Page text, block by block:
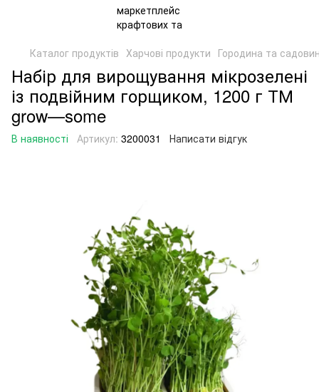
Каталог продуктів Харчові продукти Городина та
Набір для вирощування мікрозелені
із подвійним горщиком, 1200 г ТМ
grow—some
В наявності Артикул: 3200031 Написати відгук